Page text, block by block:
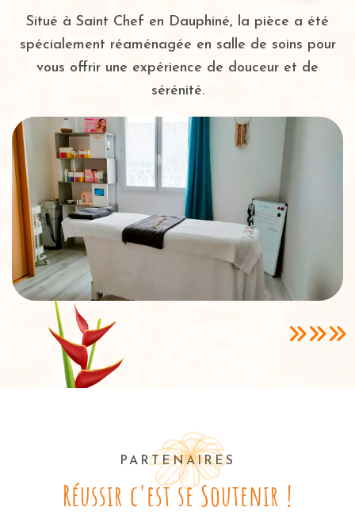
Situé à Saint Chef en Dauphiné, la pièce a été
spécialement réaménagée en salle de soins pour
vous offrir une expérience de douceur et de
sérénité.
PARTENAIRES
Réussir c'est se Soutenir !